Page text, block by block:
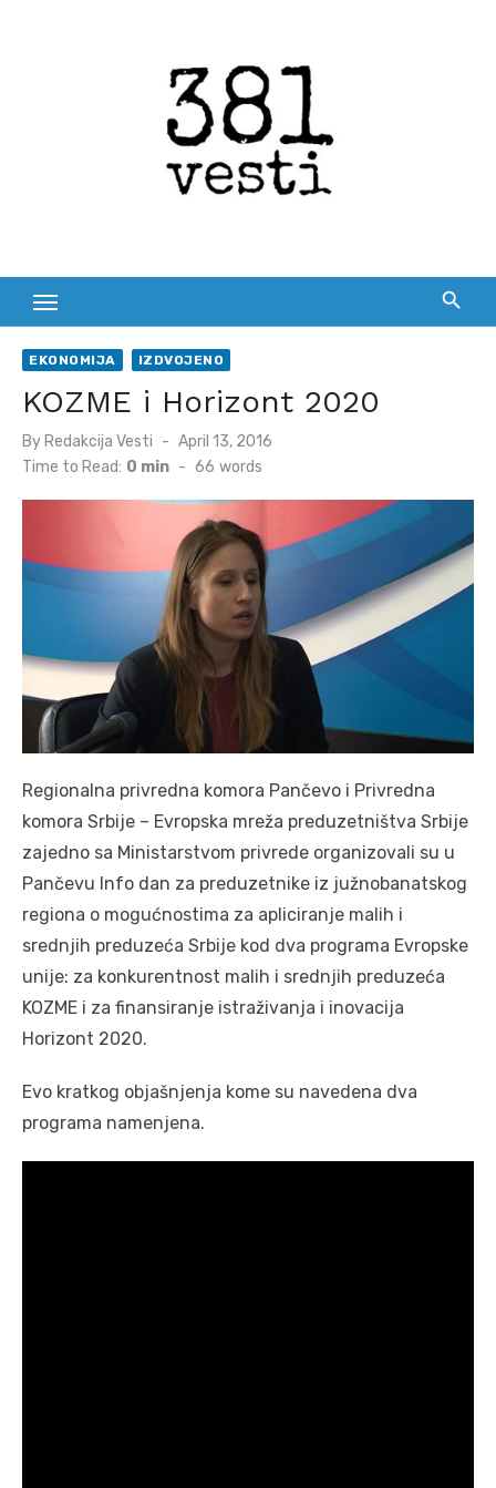
EKONOMIJA IZDVOJENO
KOZME i Horizont 2020
By Redakcija Vesti
Posted
April 13, 2016
Time to Read: 0 min - 66 words
Regionalna privredna komora Pančevo i Privredna
komora Srbije – Evropska mreža preduzetništva Srbije
zajedno sa Ministarstvom privrede organizovali su u
Pančevu Info dan za preduzetnike iz južnobanatskog
regiona o mogućnostima za apliciranje malih i
srednjih preduzeća Srbije kod dva programa Evropske
unije: za konkurentnost malih i srednjih preduzeća
KOZME i za finansiranje istraživanja i inovacija
Horizont 2020.
Evo kratkog objašnjenja kome su navedena dva
programa namenjena.